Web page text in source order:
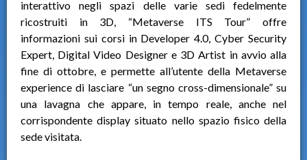
interattivo negli spazi delle varie sedi fedelmente
ricostruiti in 3D, “Metaverse ITS Tour” offre
informazioni sui corsi in Developer 4.0, Cyber Security
Expert, Digital Video Designer e 3D Artist in avvio alla
fine di ottobre, e permette all’utente della Metaverse
experience di lasciare “un segno cross-dimensionale” su
una lavagna che appare, in tempo reale, anche nel
corrispondente display situato nello spazio fisico della
sede visitata.